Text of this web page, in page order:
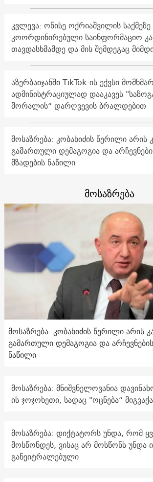
კვლევა: ონისე ოქრიაშვილის საქმეზე
კოორდინირებული საინფორმაციო
თავდასხმამდე და მის შემდეგაც
აზერბაიჯანში TikTok-ის ექვსი
ადმინისტრაციულად დააკავეს
მორალის“ დარღვევის ბრალდებით
მოსაზრება: კობახიძის წერილი არის
გამართული დემაგოგია და
მზადების ნაწილი
მოსაზრება
მოსაზრება: კობახიძის წერილი არის
გამართული დემაგოგია და
ნაწილი
მოსაზრება: მნიშვნელოვანია
ის ჯოჯოხეთი, სადაც "ოცნება“
მოსაზრება: დიქტატორს უნდა, რომ
მოსწონდეს, ვისაც არ მოსწონს უნდა
განეიტრალებული